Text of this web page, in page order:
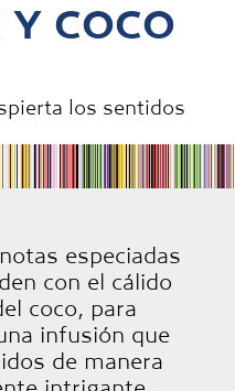
Y COCO
los sentidos
especiadas
con el cálido
coco, para
infusión que
de manera